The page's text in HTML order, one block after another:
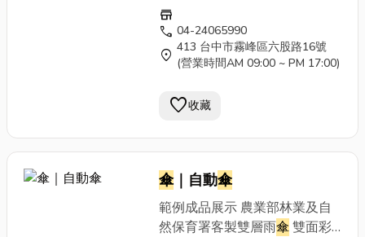
色印刷 客製貼紙 農業部林業及
自然保育署客製雙層雨
彩色印刷 客製貼紙 農業部林業
及自然保育署客製雙層雨傘雙
store
call 04-24065990
location_on 413 台中市霧峰區六股路16號
(營業時間AM 09:00 ~ PM 17:00)
favorite收藏
傘｜自動傘
範例成品展示 農業部林業及自
然保育署客製雙層雨傘雙面彩